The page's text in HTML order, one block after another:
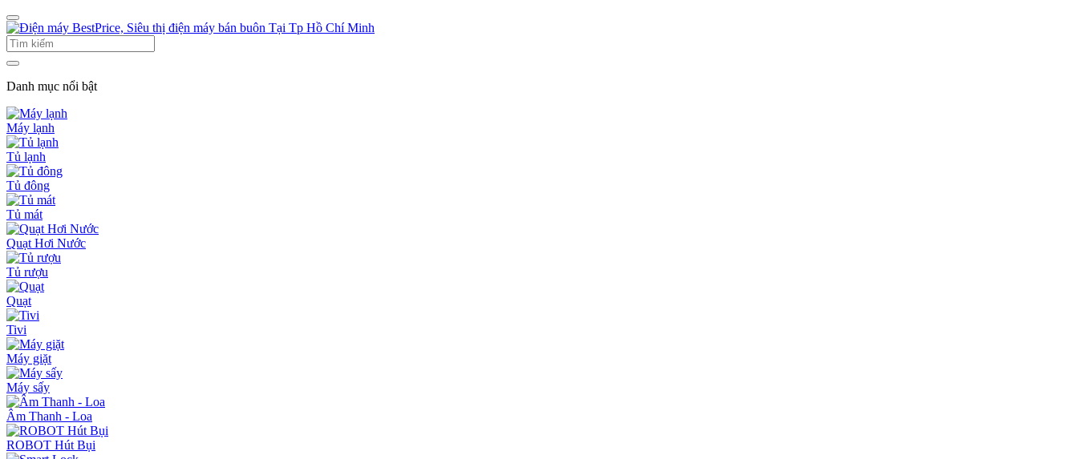
Danh mục nổi bật
Máy lạnh
Tủ lạnh
Tủ đông
Tủ mát
Quạt Hơi Nước
Tủ rượu
Quạt
Tivi
Máy giặt
Máy sấy
Âm Thanh - Loa
ROBOT Hút Bụi